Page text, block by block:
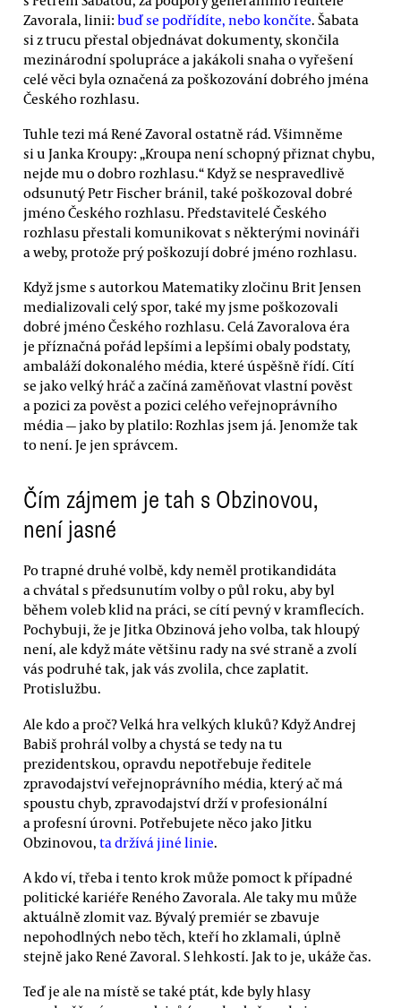
Zavorala, linii: buď se podřídíte, nebo končíte. Šabata
si z trucu přestal objednávat dokumenty, skončila
mezinárodní spolupráce a jakákoli snaha o vyřešení
celé věci byla označená za poškozování dobrého jména
Českého rozhlasu.
Tuhle tezi má René Zavoral ostatně rád. Všimněme
si u Janka Kroupy: „Kroupa není schopný přiznat chybu,
nejde mu o dobro rozhlasu.“ Když se nespravedlivě
odsunutý Petr Fischer bránil, také poškozoval dobré
jméno Českého rozhlasu. Představitelé Českého
rozhlasu přestali komunikovat s některými novináři
a weby, protože prý poškozují dobré jméno rozhlasu.
Když jsme s autorkou Matematiky zločinu Brit Jensen
medializovali celý spor, také my jsme poškozovali
dobré jméno Českého rozhlasu. Celá Zavoralova éra
je příznačná pořád lepšími a lepšími obaly podstaty,
ambaláží dokonalého média, které úspěšně řídí. Cítí
se jako velký hráč a začíná zaměňovat vlastní pověst
a pozici za pověst a pozici celého veřejnoprávního
média — jako by platilo: Rozhlas jsem já. Jenomže tak
to není. Je jen správcem.
Čím zájmem je tah s Obzinovou,
není jasné
Po trapné druhé volbě, kdy neměl protikandidáta
a chvátal s předsunutím volby o půl roku, aby byl
během voleb klid na práci, se cítí pevný v kramflecích.
Pochybuji, že je Jitka Obzinová jeho volba, tak hloupý
není, ale když máte většinu rady na své straně a zvolí
vás podruhé tak, jak vás zvolila, chce zaplatit.
Protislužbu.
Ale kdo a proč? Velká hra velkých kluků? Když Andrej
Babiš prohrál volby a chystá se tedy na tu
prezidentskou, opravdu nepotřebuje ředitele
zpravodajství veřejnoprávního média, který ač má
spoustu chyb, zpravodajství drží v profesionální
a profesní úrovni. Potřebujete něco jako Jitku
Obzinovou, ta držívá jiné linie.
A kdo ví, třeba i tento krok může pomoct k případné
politické kariéře Reného Zavorala. Ale taky mu může
aktuálně zlomit vaz. Bývalý premiér se zbavuje
nepohodlných nebo těch, kteří ho zklamali, úplně
stejně jako René Zavoral. S lehkostí. Jak to je, ukáže čas.
Teď je ale na místě se také ptát, kde byly hlasy